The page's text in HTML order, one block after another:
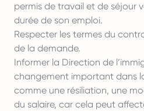
permis de travail et de séjour
durée de son emploi.
Respecter les termes du
de la demande.
Informer la Direction de
changement important dans
comme une résiliation, une
du salaire, car cela peut